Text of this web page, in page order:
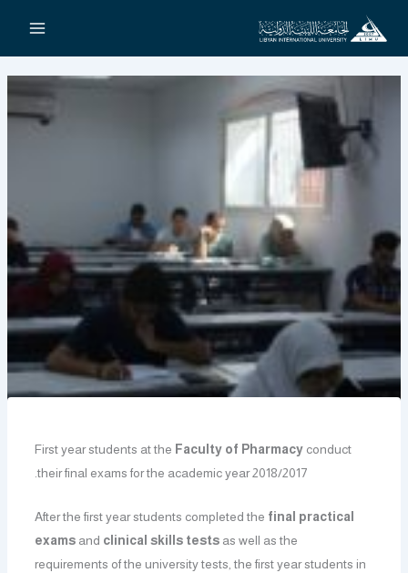
المحتوى
First year students at the Faculty of Pharmacyconduct
their final exams for the academic year 2018/2017.
After the first year students completed the final practical
examsand clinical skills testsas well as the
requirements of the university tests, the first year students in